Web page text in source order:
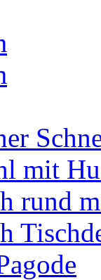
mit
rund